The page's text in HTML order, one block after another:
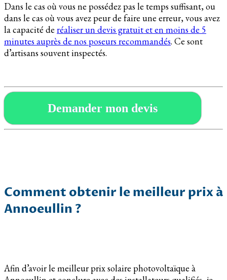
Dans le cas où vous ne possédez pas le temps suffisant, ou
dans le cas où vous avez peur de faire une erreur, vous avez
la capacité de réaliser un devis gratuit et en moins de 5
minutes auprès de nos poseurs recommandés. Ce sont
d’artisans souvent inspectés.
Demander mon devis
Comment obtenir le meilleur prix à
Annoeullin ?
Afin d’avoir le meilleur prix solaire photovoltaïque à